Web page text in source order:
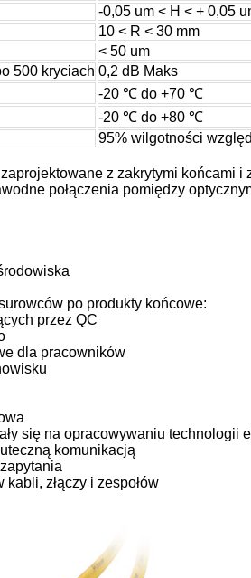
-0,05 um < H < + 0,05
10 < R < 30 mm
< 50 um
500 kryciach 0,2 dB Maks
-20 ℃ do +70 ℃
-20 ℃ do +80 ℃
95% wilgotności
z zakrytymi końcami
połączenia pomiędzy
po produkty końcowe:
przez QC
dla pracowników
się na opracowywaniu technologii
komunikacją
złączy i zespołów